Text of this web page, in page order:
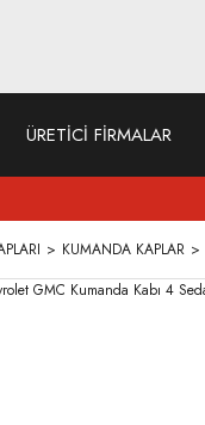
ÜRETİCİ FİRMALAR
KUMANDA KAPLAR